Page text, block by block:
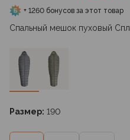
+ 1260 бонусов за этот товар
Спальный мешок пуховый
Размер: 190